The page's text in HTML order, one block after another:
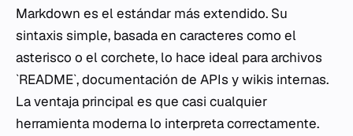
Markdown es el estándar más extendido. Su
sintaxis simple, basada en caracteres como el
asterisco o el corchete, lo hace ideal para archivos
`README`, documentación de APIs y wikis internas.
La ventaja principal es que casi cualquier
herramienta moderna lo interpreta correctamente.